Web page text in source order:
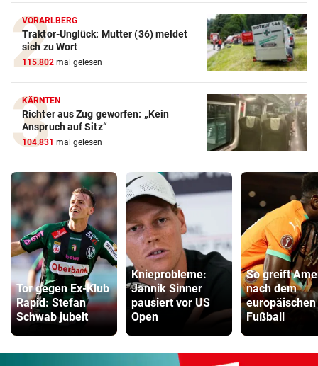
VORARLBERG
Traktor-Unglück: Mutter (36) meldet
sich zu Wort
115.802 mal gelesen
KÄRNTEN
Richter aus Zug geworfen: „Kein
Anspruch auf Sitz“
104.831 mal gelesen
Tor gegen Ex-Klub
Rapid: Stefan
Schwab jubelt
Knieprobleme:
Jannik Sinner
pausiert vor US
Open
So greift
nach dem
europäischen
Fußball